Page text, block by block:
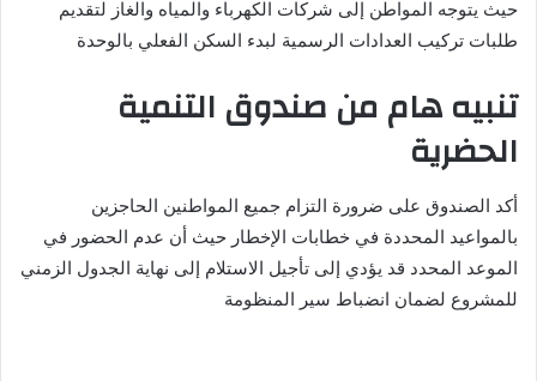
حيث يتوجه المواطن إلى شركات الكهرباء والمياه والغاز لتقديم
طلبات تركيب العدادات الرسمية لبدء السكن الفعلي بالوحدة
تنبيه هام من صندوق التنمية
الحضرية
أكد الصندوق على ضرورة التزام جميع المواطنين الحاجزين
بالمواعيد المحددة في خطابات الإخطار حيث أن عدم الحضور في
الموعد المحدد قد يؤدي إلى تأجيل الاستلام إلى نهاية الجدول الزمني
للمشروع لضمان انضباط سير المنظومة